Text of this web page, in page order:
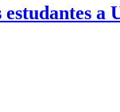
estudantes